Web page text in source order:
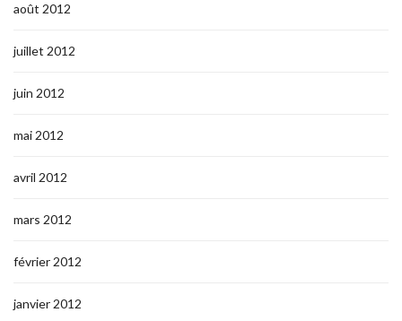
août 2012
juillet 2012
juin 2012
mai 2012
avril 2012
mars 2012
février 2012
janvier 2012